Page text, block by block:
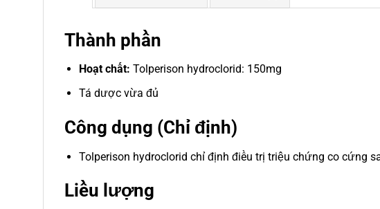
Thành phần
Hoạt chất: Tolperison hydroclorid: 150mg
Tá dược vừa đủ
Công dụng (Chỉ định)
Tolperison hydroclorid chỉ định điều trị triệu chứng co cứng
Liều lượng